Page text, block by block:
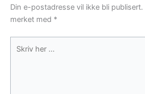
Din e-postadresse vil ikke bli publisert.
merket med *
her